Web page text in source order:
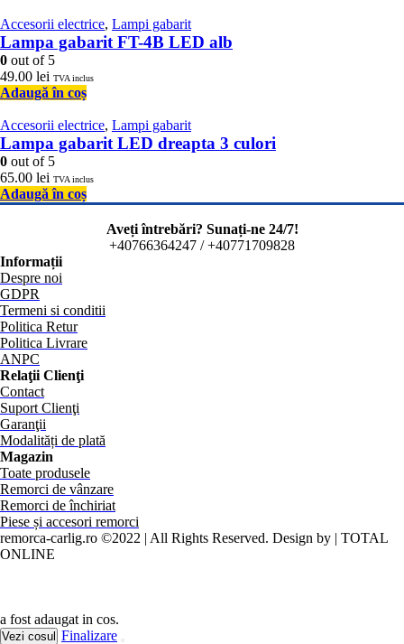
Accesorii electrice, Lampi gabarit
Lampa gabarit FT-4B LED alb
0 out of 5
49.00 lei TVA inclus
Adaugă în coș
Accesorii electrice, Lampi gabarit
Lampa gabarit LED dreapta 3 culori
0 out of 5
65.00 lei TVA inclus
Adaugă în coș
Aveți întrebări? Sunați-ne 24/7!
+40766364247 / +40771709828
Informații
Despre noi
GDPR
Termeni si conditii
Politica Retur
Politica Livrare
ANPC
Relaţii Clienţi
Contact
Suport Clienţi
Garanţii
Modalități de plată
Magazin
Toate produsele
Remorci de vânzare
Remorci de închiriat
Piese și accesori remorci
remorca-carlig.ro ©2022 | All Rights Reserved. Design by | TOTAL
ONLINE
a fost adaugat in cos.
Vezi cosul Finalizare